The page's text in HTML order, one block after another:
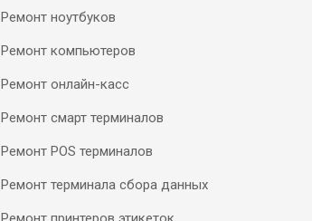
Ремонт ноутбуков
Ремонт компьютеров
Ремонт онлайн-касс
Ремонт смарт терминалов
Ремонт POS терминалов
Ремонт терминала сбора данных